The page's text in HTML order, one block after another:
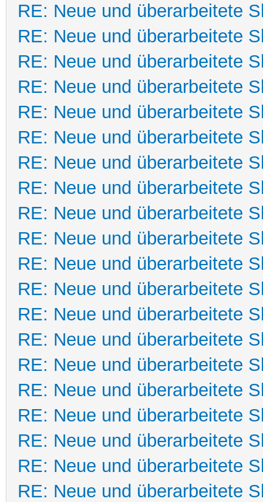
RE: Neue und überarbeitete
RE: Neue und überarbeitete
RE: Neue und überarbeitete
RE: Neue und überarbeitete
RE: Neue und überarbeitete
RE: Neue und überarbeitete
RE: Neue und überarbeitete
RE: Neue und überarbeitete
RE: Neue und überarbeitete
RE: Neue und überarbeitete
RE: Neue und überarbeitete
RE: Neue und überarbeitete
RE: Neue und überarbeitete
RE: Neue und überarbeitete
RE: Neue und überarbeitete
RE: Neue und überarbeitete
RE: Neue und überarbeitete
RE: Neue und überarbeitete
RE: Neue und überarbeitete
RE: Neue und überarbeitete